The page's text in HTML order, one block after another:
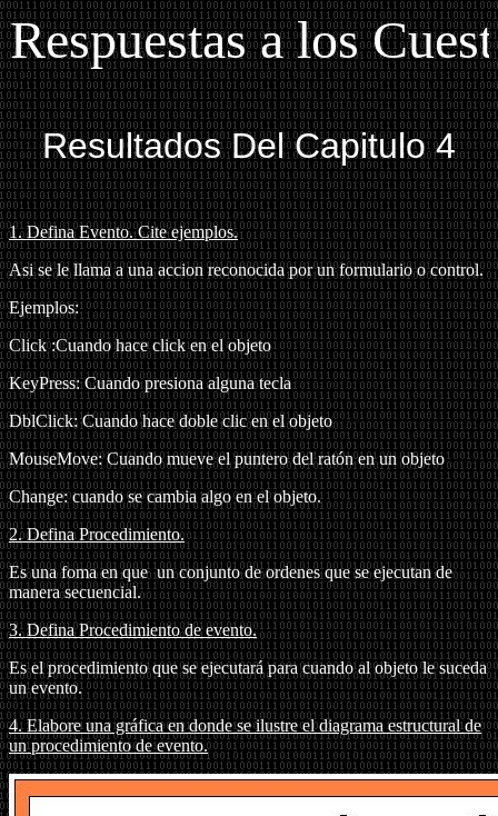
a los
Resultados Del Capitulo 4
1. Defina Evento. Cite ejemplos.
Asi se le llama a una accion reconocida por un formulario o control.
Ejemplos:
Click :Cuando hace click en el objeto
KeyPress: Cuando presiona alguna tecla
DblClick: Cuando hace doble clic en el objeto
MouseMove: Cuando mueve el puntero del ratón en un objeto
Change: cuando se cambia algo en el objeto.
2. Defina Procedimiento.
Es una foma en que un conjunto de ordenes que se ejecutan de
manera secuencial.
3. Defina Procedimiento de evento.
Es el procedimiento que se ejecutará para cuando al objeto le suceda
un evento.
4. Elabore una gráfica en donde se ilustre el diagrama estructural de
un procedimiento de evento.